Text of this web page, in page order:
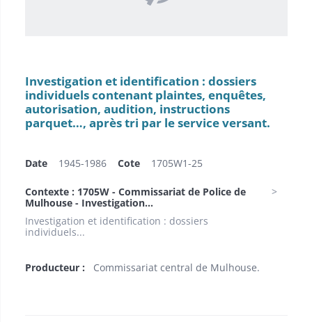
Investigation et identification : dossiers
individuels contenant plaintes, enquêtes,
autorisation, audition, instructions
parquet…, après tri par le service versant.
Date 1945-1986 Cote 1705W1-25
Contexte : 1705W - Commissariat de Police de
Mulhouse - Investigation...
Investigation et identification : dossiers
individuels...
Producteur : Commissariat central de Mulhouse.